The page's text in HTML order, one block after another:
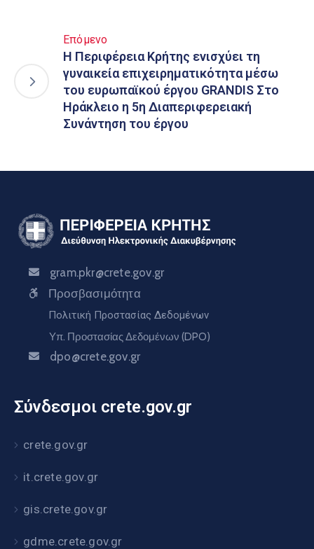
Επόμενο
Η Περιφέρεια Κρήτης ενισχύει τη
γυναικεία επιχειρηματικότητα μέσω
του ευρωπαϊκού έργου GRANDIS Στο
Ηράκλειο η 5η Διαπεριφερειακή
Συνάντηση του έργου
gram.pkr@crete.gov.gr
Προσβασιμότητα
Πολιτική Προστασίας Δεδομένων
Υπ. Προστασίας Δεδομένων (DPO)
dpo@crete.gov.gr
Σύνδεσμοι crete.gov.gr
crete.gov.gr
it.crete.gov.gr
gis.crete.gov.gr
gdme.crete.gov.gr